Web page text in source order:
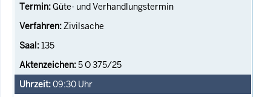
Güte- und Verhandlungstermin
Zivilsache
135
5 O 375/25
09:30 Uhr